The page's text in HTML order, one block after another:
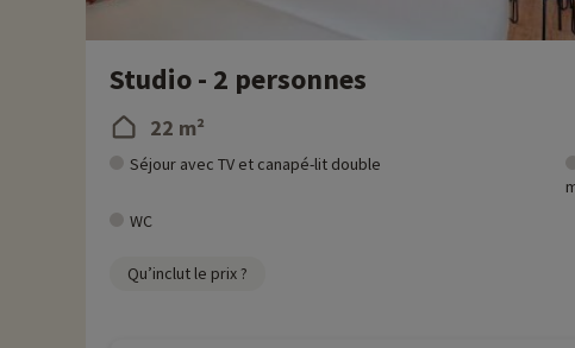
Studio - 2 personnes
22 m²
Séjour avec TV et canapé-lit double
WC
Qu’inclut le prix ?